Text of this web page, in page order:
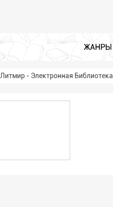
ЖАНРЫ
Литмир - Электронная Библиотека